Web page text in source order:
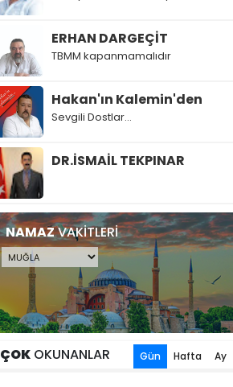
ERHAN DARGEÇİT
TBMM kapanmamalıdır
Hakan'ın Kalemin'den
Sevgili Dostlar...
DR.İSMAİL TEKPINAR
NAMAZVAKİTLERİ
ÇOK OKUNANLAR Gün Hafta Ay